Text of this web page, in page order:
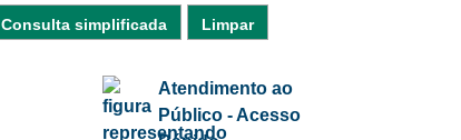
Consulta simplificada Limpar
Atendimento ao
Público - Acesso